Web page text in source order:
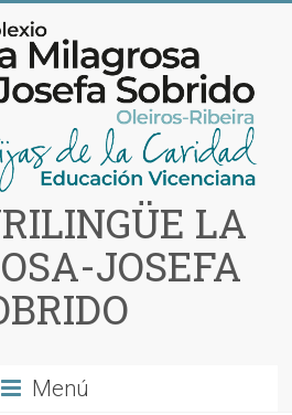
LA
JOSEFA
Menú